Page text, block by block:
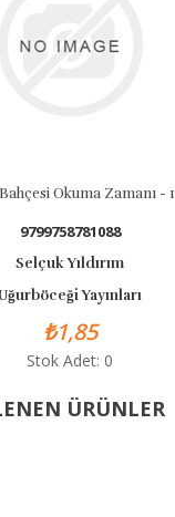
Altın Bahçesi Okuma Zamanı - 1
9799758781088
Selçuk Yıldırım
Yayınları
₺1,85
Stok Adet: 0
ÜRÜNLER